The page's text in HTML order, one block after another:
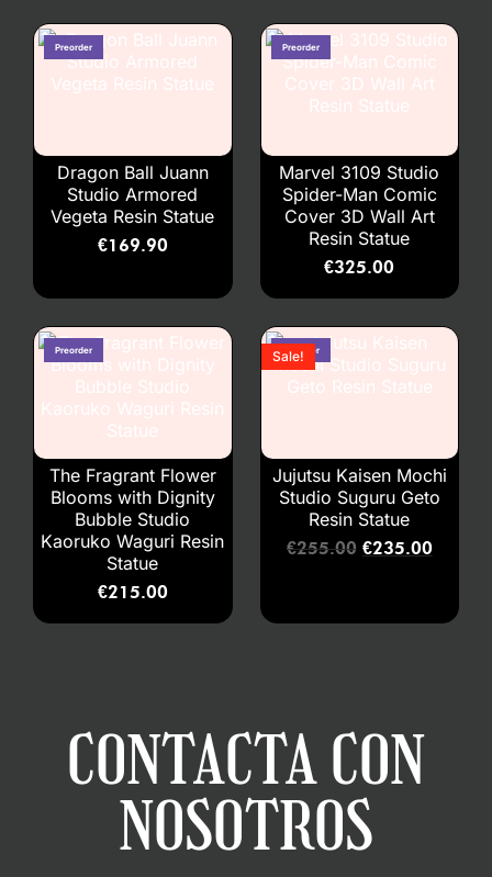
Dragon Ball Juann
Studio Armored
Vegeta Resin Statue
€169.90
Marvel 3109 Studio
Spider-Man Comic
Cover 3D Wall Art
Resin Statue
€325.00
The Fragrant Flower
Blooms with Dignity
Bubble Studio
Kaoruko Waguri Resin
Statue
€215.00
Sale!
Jujutsu Kaisen Mochi
Studio Suguru Geto
Resin Statue
€255.00 €235.00
CONTACTA CON
NOSOTROS